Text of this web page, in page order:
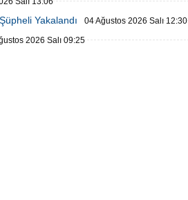
Yakalandı 04 Ağustos 2026 Salı 12:30
2026 Salı 09:25